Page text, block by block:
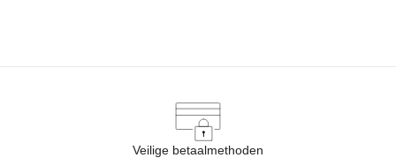
Veilige betaalmethoden